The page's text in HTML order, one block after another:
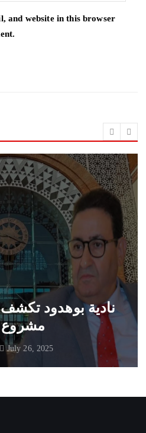
and website in this browser
نادية بوهدود
مشروع
July 26, 2025